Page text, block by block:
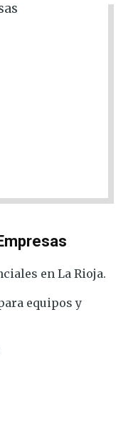
en La Rioja.
equipos y